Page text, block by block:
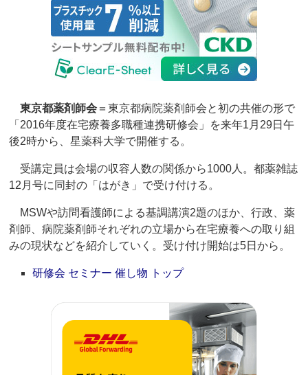
東京都薬剤師会 ＝東京都病院薬剤師会と初の共催の形で
「2016年度在宅療養多職種連携研修会」を来年1月29日午
後2時から、星薬科大学で開催する。
受講定員は会場の収容人数の関係から1000人。都薬雑誌
12月号に同封の「はがき」で受け付ける。
MSWや訪問看護師による基調講演2題のほか、行政、薬
剤師、病院薬剤師それぞれの立場から在宅療養への取り組
みの現状などを紹介していく。受け付け開始は5日から。
研修会 セミナー 催し物 トップ